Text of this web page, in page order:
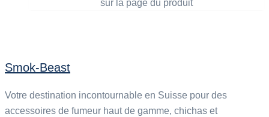
Smok-Beast
Votre destination incontournable en Suisse pour des
accessoires de fumeur haut de gamme, chichas et